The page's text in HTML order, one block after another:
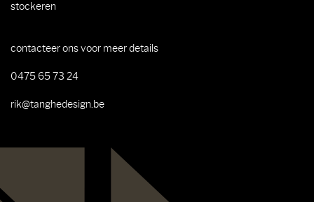
stockeren
contacteer ons voor meer details
0475 65 73 24
rik@tanghedesign.be